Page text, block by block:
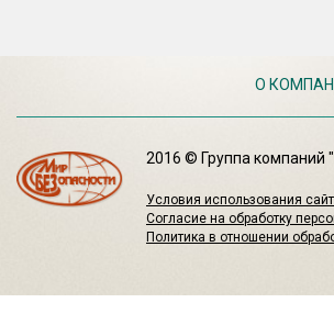
О
2016 © Группа компаний
Условия использования
Согласие на обработку
Политика в отношении